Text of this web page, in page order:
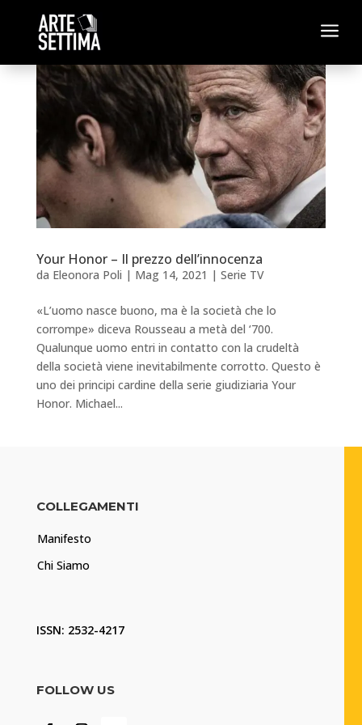
a
Your Honor – Il prezzo dell’innocenza
da Eleonora Poli | Mag 14, 2021 | Serie TV
«L’uomo nasce buono, ma è la società che lo
corrompe» diceva Rousseau a metà del ‘700.
Qualunque uomo entri in contatto con la crudeltà
della società viene inevitabilmente corrotto. Questo è
uno dei principi cardine della serie giudiziaria Your
Honor. Michael...
COLLEGAMENTI
Manifesto
Chi Siamo
ISSN: 2532-4217
FOLLOW US